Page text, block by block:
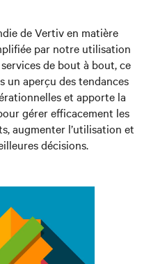
de Vertiv en matière
par notre utilisation
de bout à bout, ce
un aperçu des tendances
et apporte la
gérer efficacement les
augmenter l’utilisation et
décisions.